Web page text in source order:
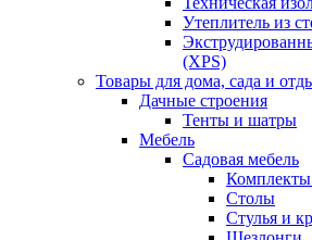
Утеплитель из
(XPS)
Товары для дома, сада и
Дачные строения
Тенты и шатры
Мебель
Садовая мебель
Комплекты
Столы
Стулья и